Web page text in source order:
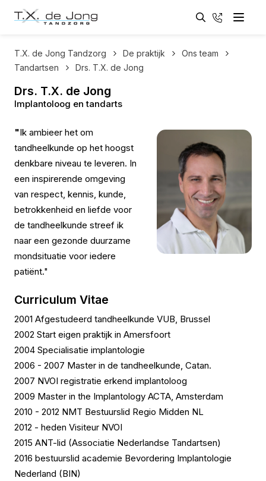
Menu
Zoeken 033 -
T.X. de Jong Tandzorg De praktijk
Ons team
Tandartsen
Drs. T.X. de Jong
Drs. T.X. de Jong
Implantoloog en tandarts
"Ik ambieer het om
tandheelkunde op het hoogst
denkbare niveau te leveren. In
een inspirerende omgeving
van respect, kennis, kunde,
betrokkenheid en liefde voor
de tandheelkunde streef ik
naar een gezonde duurzame
mondsituatie voor iedere
patiënt."
Curriculum Vitae
2001 Afgestudeerd tandheelkunde VUB, Brussel
2002 Start eigen praktijk in Amersfoort
2004 Specialisatie implantologie
2006 - 2007 Master in de tandheelkunde, Catan.
2007 NVOI registratie erkend implantoloog
2009 Master in the Implantology ACTA, Amsterdam
2010 - 2012 NMT Bestuurslid Regio Midden NL
2012 - heden Visiteur NVOI
2015 ANT-lid (Associatie Nederlandse Tandartsen)
2016 bestuurslid academie Bevordering Implantologie
Nederland (BIN)